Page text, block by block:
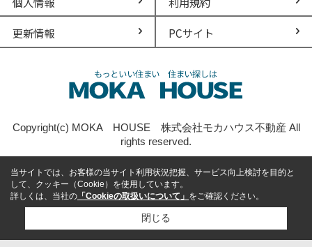
更新情報 PCサイト
Copyright(c) MOKA HOUSE 株式会社モカハウス不動産 All
rights reserved.
当サイトでは、お客様の当サイト利用状況把握、サービス向上検討を目的と
して、クッキー（Cookie）を使用しています。
詳しくは、当社の 「Cookieの取扱いについて」 をご確認ください。
閉じる